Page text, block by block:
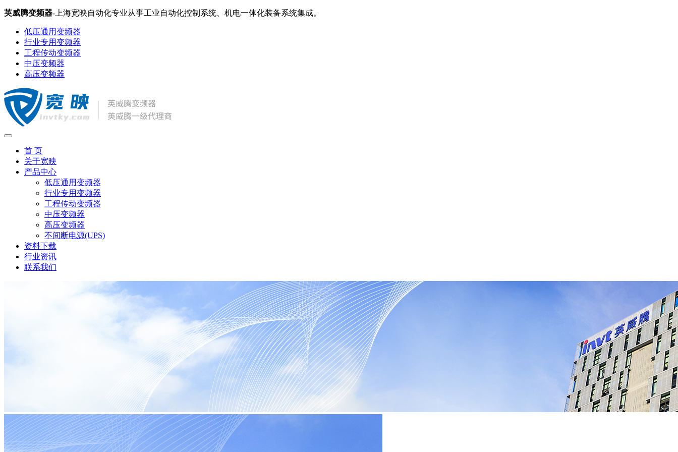
英威腾变频器-上海宽映自动化专业从事工业自动化控制系统、机电一体化装备系统集成。
低压通用变频器
行业专用变频器
工程传动变频器
中压变频器
高压变频器
首 页
关于宽映
产品中心
低压通用变频器
行业专用变频器
工程传动变频器
中压变频器
高压变频器
不间断电源(UPS)
资料下载
行业资讯
联系我们